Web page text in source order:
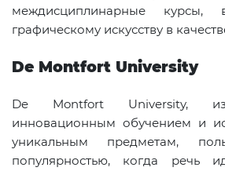
междисциплинарные курсы,
графическому искусству в
De Montfort University
De Montfort University,
инновационным обучением и
уникальным предметам,
популярностью, когда речь